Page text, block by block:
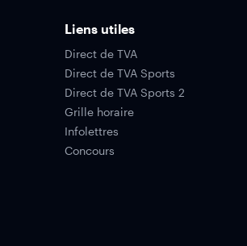
Liens utiles
Direct de TVA
Direct de TVA Sports
Direct de TVA Sports 2
Grille horaire
Infolettres
Concours